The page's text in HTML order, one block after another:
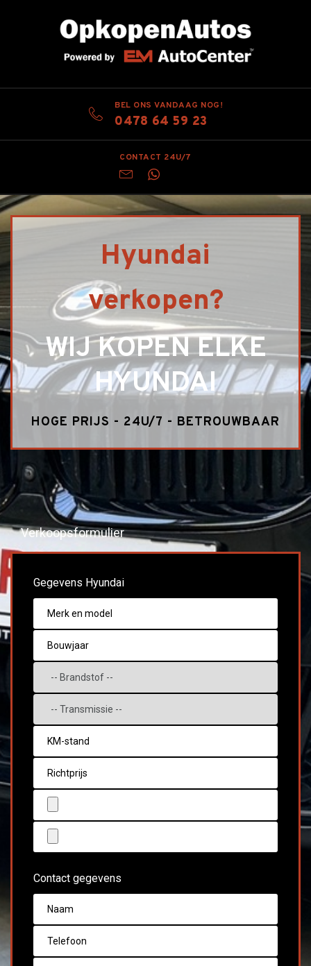
BEL ONS VANDAAG NOG!
0478 64 59 23
CONTACT 24U/7
Hyundai
verkopen?
WIJ KOPEN ELKE
HYUNDAI
HOGE PRIJS - 24U/7 - BETROUWBAAR
Verkoopsformulier
Gegevens Hyundai
Contact gegevens